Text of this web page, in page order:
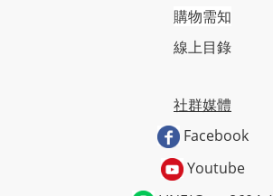
購物需知
線上目錄
社群媒體
Facebook
Youtube